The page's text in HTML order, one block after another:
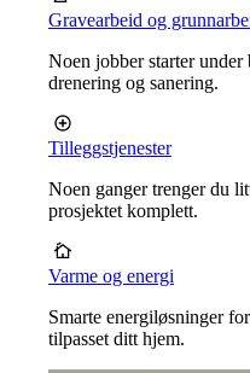
Gravearbeid og
Noen jobber starter
drenering og sanering.
Tilleggstjenester
Noen ganger trenger du
prosjektet komplett.
Varme og energi
Smarte energiløsninger
tilpasset ditt hjem.